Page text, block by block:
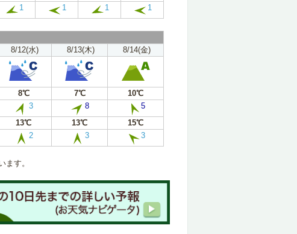
1 1 1 1
8/12(水) 8/13(木) 8/14(金)
8℃ 7℃
10℃
3 8 5
13℃ 13℃
15℃
2 3 3
ます。